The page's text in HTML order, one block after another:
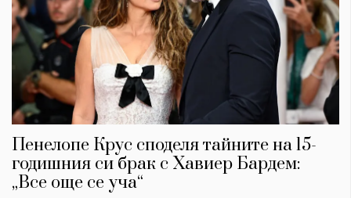
Пенелопе Крус споделя тайните на 15-
годишния си брак с Хавиер Бардем:
„Все още се уча“